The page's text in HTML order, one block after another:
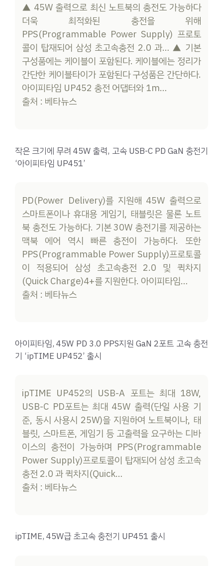
▲ 45W 출력으로 최신 노트북의 충전도 가능하다
더욱 최적화된 충전을 위해
PPS(Programmable Power Supply) 프로토
콜이 탑재되어 삼성 초고속충전 2.0 과… ▲ 기본
구성품에는 케이블이 포함된다. 케이블에는 정리가
간단한 케이블타이가 포함된다 구성품은 간단하다.
아이피타임 UP452 충전 어댑터와 1m…
출처 : 베타뉴스
작은 크기에 무려 45W 출력, 고속 USB-C PD GaN 충전기
‘아이피타임 UP451’
PD(Power Delivery)를 지원해 45W 출력으로
스마트폰이나 휴대용 게임기, 태블릿은 물론 노트
북 충전도 가능하다. 기본 30W 충전기를 제공하는
맥북 에어 역시 빠른 충전이 가능하다. 또한
PPS(Programmable Power Supply)프로토콜
이 적용되어 삼성 초고속충전 2.0 및 퀵차지
(Quick Charge)4+를 지원한다. 아이피타임…
출처 : 베타뉴스
아이피타임, 45W PD 3.0 PPS지원 GaN 2포트 고속 충전
기 ‘ipTIME UP452’ 출시
ipTIME UP452의 USB-A 포트는 최대 18W,
USB-C PD포트는 최대 45W 출력(단일 사용 기
준, 동시 사용시 25W)을 지원하여 노트북이나, 태
블릿, 스마트폰, 게임기 등 고출력을 요구하는 디바
이스의 충전이 가능하며 PPS(Programmable
Power Supply)프로토콜이 탑재되어 삼성 초고속
충전 2.0 과 퀵차지(Quick…
출처 : 베타뉴스
ipTIME, 45W급 초고속 충전기 UP451 출시